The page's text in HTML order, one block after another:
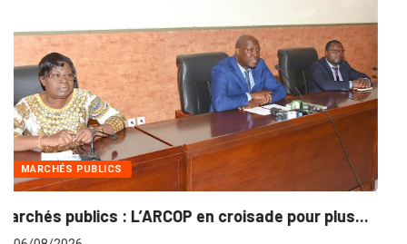
INTÉGRATION RÉGIONALE
Gestion concertée et durable du Bassin